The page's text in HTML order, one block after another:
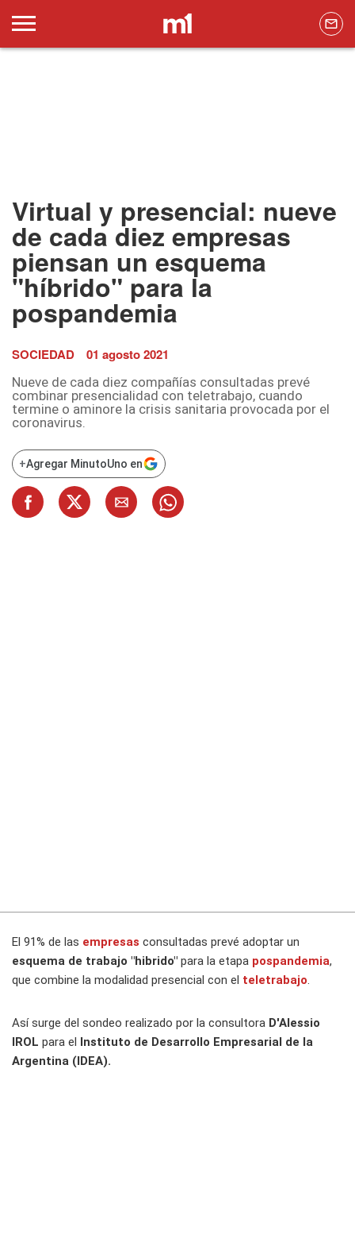
Virtual y presencial: nueve
de cada diez empresas
piensan un esquema
"híbrido" para la
pospandemia
SOCIEDAD 01 agosto 2021
Nueve de cada diez compañías consultadas prevé
combinar presencialidad con teletrabajo, cuando
termine o aminore la crisis sanitaria provocada por el
coronavirus.
+Agregar MinutoUno en
El 91% de las empresas consultadas prevé adoptar un
esquema de trabajo "hibrido" para la etapa pospandemia,
que combine la modalidad presencial con el teletrabajo.
Así surge del sondeo realizado por la consultora D'Alessio
IROL para el Instituto de Desarrollo Empresarial de la
Argentina (IDEA).